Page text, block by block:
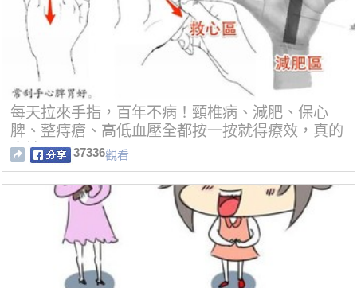
每天拉來手指，百年不病！頸椎病、減肥、保心
脾、整痔瘡、高低血壓全都按一按就得療效，真的
太棒了！37336觀看